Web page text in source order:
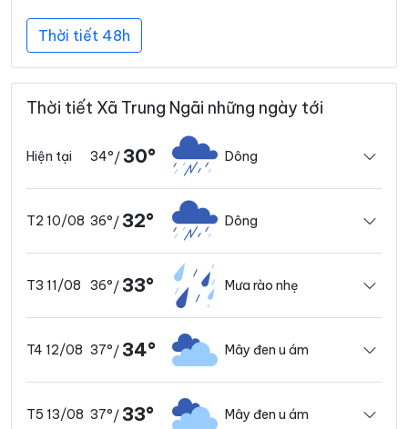
Thời tiết 48h
Thời tiết Xã Trung Ngãi những ngày tới
Hiện tại 34°/ 30° Dông
T2 10/08 36°/ 32° Dông
T3 11/08 36°/ 33° Mưa rào nhẹ
T4 12/08 37°/ 34° Mây đen u ám
T5 13/08 37°/ 33° Mây đen u ám